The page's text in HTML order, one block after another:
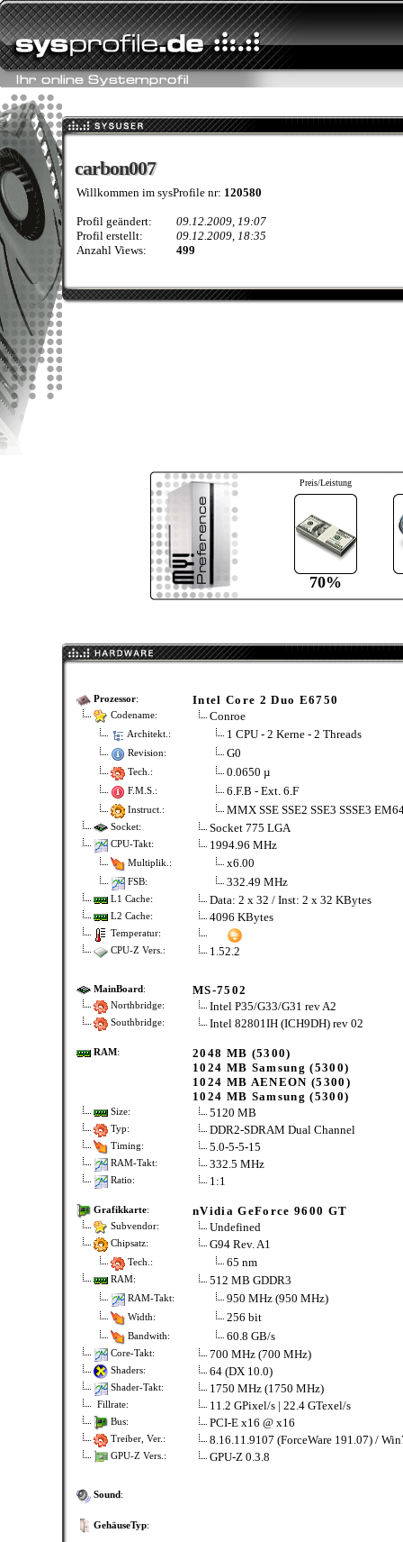
carbon007
carbon007
Willkommen im sysProfile nr: 120580
Profil geändert:
09.12.2009, 19:07
Profil erstellt:
09.12.2009, 18:35
Anzahl Views:
499
Preis/Leistung
70%
Prozessor: Intel Core 2 Duo E6750
Codename: Conroe
Architekt.: 1 CPU - 2 Kerne - 2 Threads
Revision: G0
Tech.: 0.0650 µ
F.M.S.: 6.F.B - Ext. 6.F
Instruct.: MMX SSE SSE2 SSE3 SSSE3
Socket: Socket 775 LGA
CPU-Takt: 1994.96 MHz
Multiplik.: x6.00
FSB: 332.49 MHz
L1 Cache: Data: 2 x 32 / Inst: 2 x 32 KBytes
L2 Cache: 4096 KBytes
Temperatur:
CPU-Z Vers.:
1.52.2
MainBoard: MS-7502
Northbridge: Intel P35/G33/G31 rev A2
Southbridge: Intel 82801IH (ICH9DH) rev 02
RAM:
2048 MB (5300)
1024 MB Samsung (5300)
1024 MB AENEON (5300)
1024 MB Samsung (5300)
Size: 5120 MB
Typ: DDR2-SDRAM Dual Channel
Timing: 5.0-5-5-15
RAM-Takt: 332.5 MHz
Ratio: 1:1
Grafikkarte: nVidia GeForce 9600 GT
Subvendor: Undefined
Chipsatz: G94 Rev. A1
Tech.: 65 nm
RAM: 512 MB GDDR3
RAM-Takt: 950 MHz (950 MHz)
Width: 256 bit
Bandwith: 60.8 GB/s
Core-Takt: 700 MHz (700 MHz)
Shaders: 64 (DX 10.0)
Shader-Takt: 1750 MHz (1750 MHz)
Fillrate: 11.2 GPixel/s | 22.4 GTexel/s
Bus: PCI-E x16 @ x16
Treiber, Ver.: 8.16.11.9107 (ForceWare 191.07) /
GPU-Z Vers.: GPU-Z 0.3.8
Sound:
GehäuseTyp: